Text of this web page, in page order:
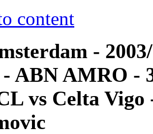
content
-
ABN AMRO -
vs Celta Vigo